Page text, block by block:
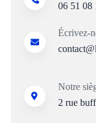
06 51 08
Écrivez-
Notre
2 rue